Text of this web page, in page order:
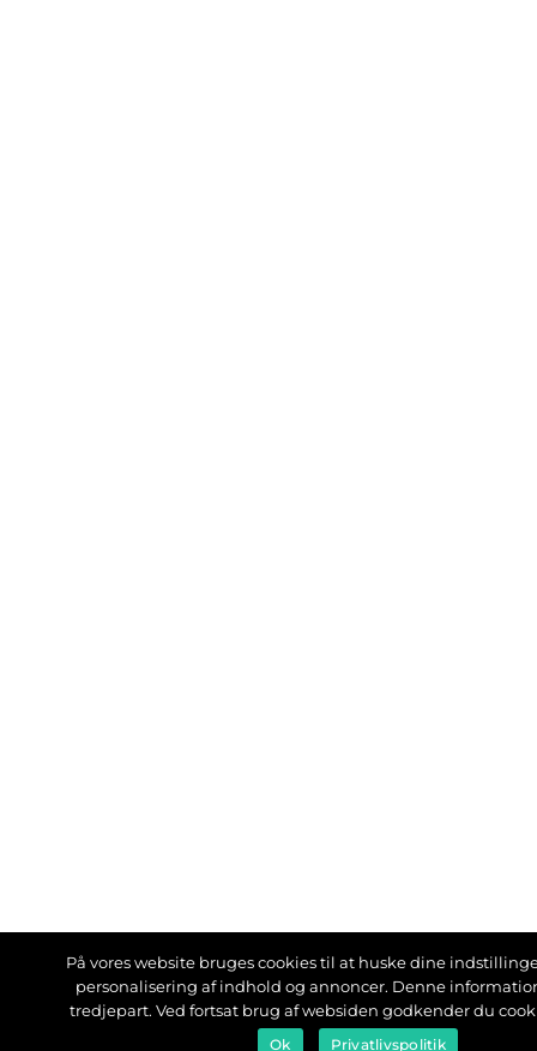
På vores website bruges cookies til at huske dine
personalisering af indhold og annoncer. Denne
tredjepart. Ved fortsat brug af websiden godkender du
Ok Privatlivspolitik